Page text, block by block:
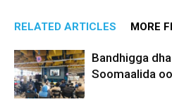
RELATED ARTICLES MORE
Bandhigga
Soomaalida